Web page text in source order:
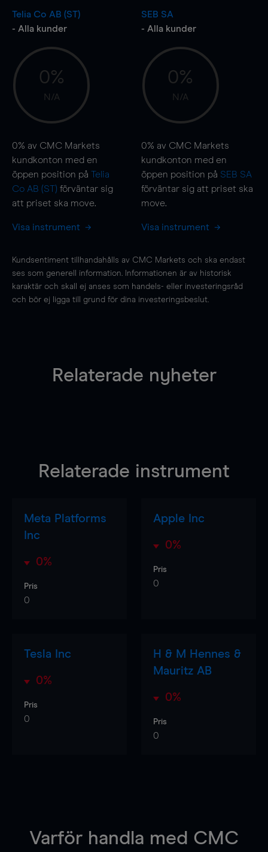
Telia Co AB (ST)
- Alla kunder
0%
N/A
0% av CMC Markets
kundkonton med en
öppen position på Telia
Co AB (ST) förväntar sig
att priset ska move.
Visa instrument
SEB SA
- Alla kunder
0%
N/A
0% av CMC Markets
kundkonton med en
öppen position på SEB SA
förväntar sig att priset ska
move.
Visa instrument
Kundsentiment tillhandahålls av CMC Markets och ska endast
ses som generell information. Informationen är av historisk
karaktär och skall ej anses som handels- eller investeringsråd
och bör ej ligga till grund för dina investeringsbeslut.
Relaterade nyheter
Relaterade instrument
Meta Platforms
Inc
0%
Pris
0
Apple Inc
0%
Pris
0
Tesla Inc
0%
Pris
0
H & M Hennes &
Mauritz AB
0%
Pris
0
Varför handla med CMC